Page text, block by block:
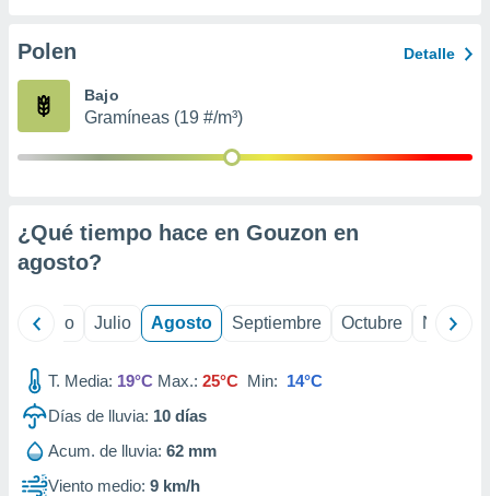
e
mediante
de
1199
Polen Detalle
Bajo
Gramíneas (19 #/m³)
¿Qué tiempo hace en Gouzon en
agosto?
Junio Julio Agosto Septiembre Octubre
T. Media: 19°C Max.: 25°C Min: 14°C
Días de lluvia: 10 días
Acum. de lluvia: 62 mm
Viento medio: 9 km/h